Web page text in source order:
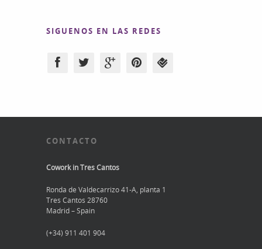
SIGUENOS EN LAS REDES
CONTACTO
Cowork in Tres Cantos
Ronda de Valdecarrizo 41-A, planta 1
Tres Cantos 28760
Madrid – Spain
(+34) 911 401 904